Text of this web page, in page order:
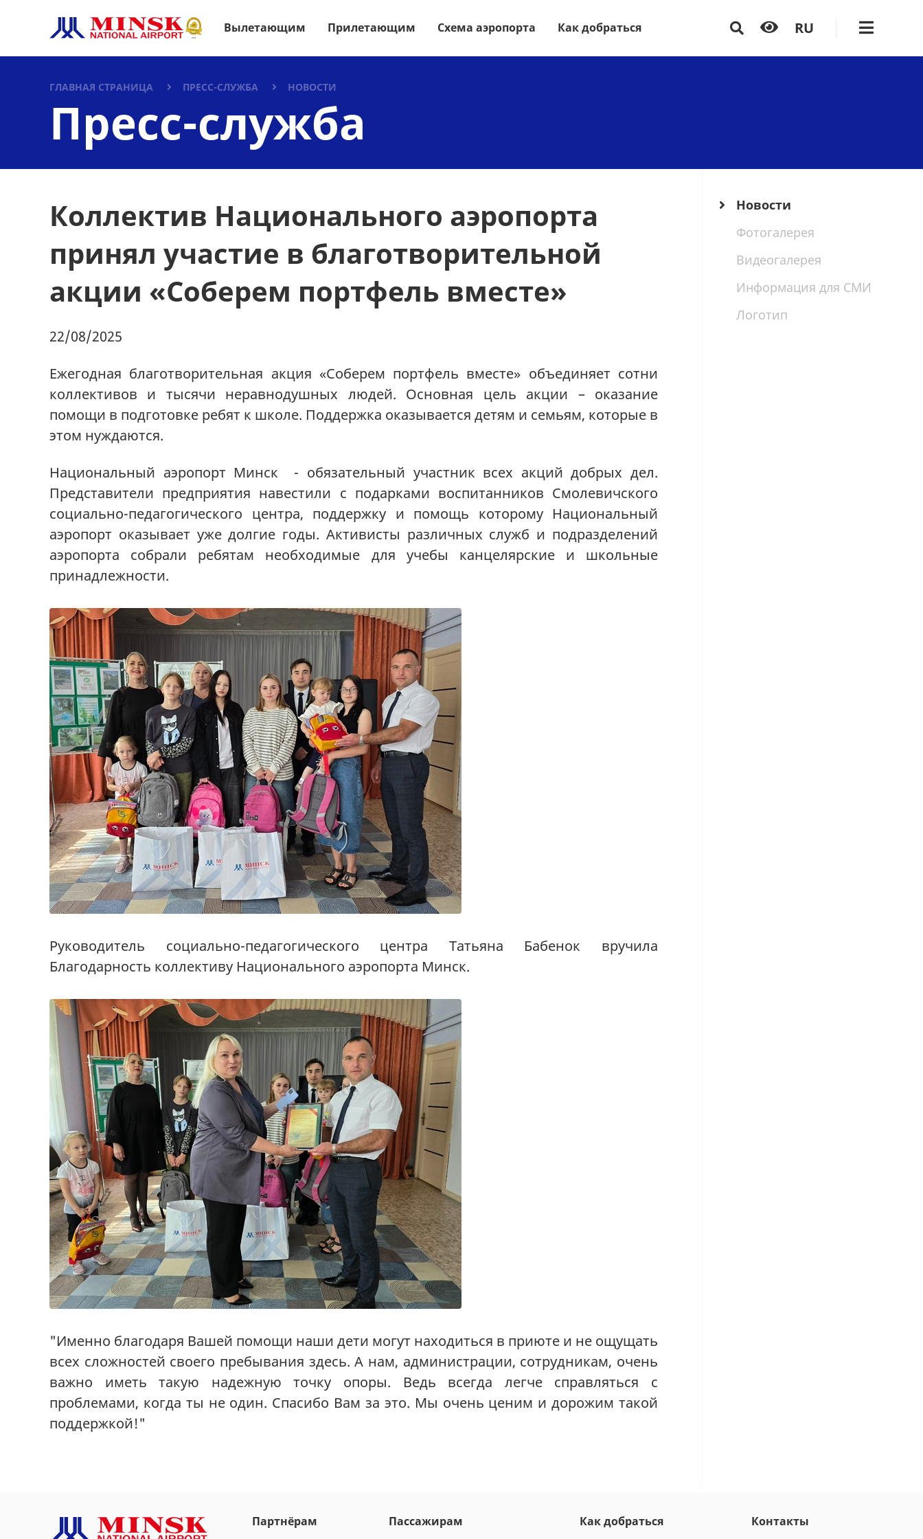
Вылетающим Прилетающим Схема аэропорта Как добраться RU
ГЛАВНАЯ СТРАНИЦА ПРЕСС-СЛУЖБА НОВОСТИ
Пресс-служба
Коллектив Национального аэропорта
принял участие в благотворительной
акции «Соберем портфель вместе»
22/08/2025
Ежегодная благотворительная акция «Соберем портфель вместе» объединяет сотни
коллективов и тысячи неравнодушных людей. Основная цель акции – оказание
помощи в подготовке ребят к школе. Поддержка оказывается детям и семьям, которые в
этом нуждаются.
Национальный аэропорт Минск - обязательный участник всех акций добрых дел.
Представители предприятия навестили с подарками воспитанников Смолевичского
социально-педагогического центра, поддержку и помощь которому Национальный
аэропорт оказывает уже долгие годы. Активисты различных служб и подразделений
аэропорта собрали ребятам необходимые для учебы канцелярские и школьные
принадлежности.
Руководитель социально-педагогического центра Татьяна Бабенок вручила
Благодарность коллективу Национального аэропорта Минск.
"Именно благодаря Вашей помощи наши дети могут находиться в приюте и не ощущать
всех сложностей своего пребывания здесь. А нам, администрации, сотрудникам, очень
важно иметь такую надежную точку опоры. Ведь всегда легче справляться с
проблемами, когда ты не один. Спасибо Вам за это. Мы очень ценим и дорожим такой
поддержкой!"
Новости
Фотогалерея
Видеогалерея
Информация для СМИ
Логотип
Партнёрам Пассажирам Как добраться Контакты